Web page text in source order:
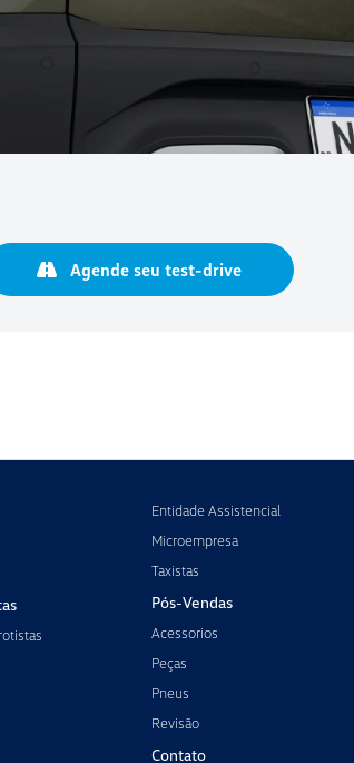
Agende seu test-drive
Entidade Assistencial
Microempresa
Taxistas
Pós-Vendas
Acessorios
Peças
Pneus
Revisão
Contato